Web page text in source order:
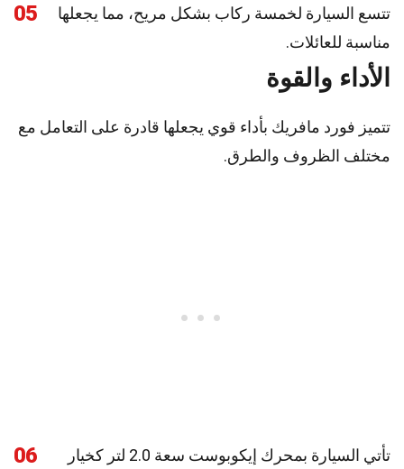
05
تتسع السيارة لخمسة ركاب بشكل مريح، مما يجعلها
مناسبة للعائلات.
الأداء والقوة
تتميز فورد مافريك بأداء قوي يجعلها قادرة على التعامل مع
مختلف الظروف والطرق.
06
تأتي السيارة بمحرك إيكوبوست سعة 2.0 لتر كخيار